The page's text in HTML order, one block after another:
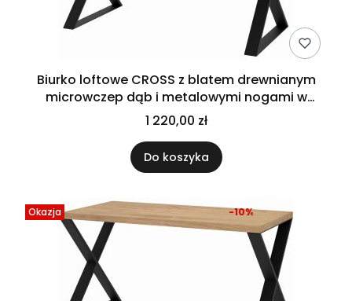
Biurko loftowe CROSS z blatem drewnianym
microwczep dąb i metalowymi nogami w
kształcie X
1 220,00 zł
Do koszyka
Okazja -10%